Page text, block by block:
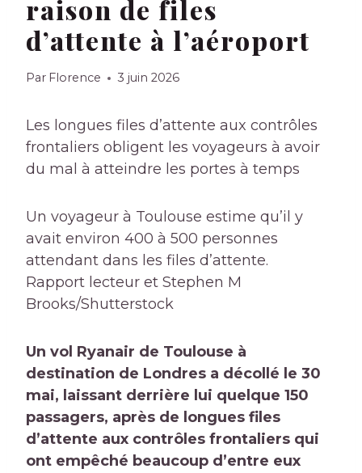
raison de files
d’attente à l’aéroport
Par Florence 3 juin 2026
Les longues files d’attente aux contrôles
frontaliers obligent les voyageurs à avoir
du mal à atteindre les portes à temps
Un voyageur à Toulouse estime qu’il y
avait environ 400 à 500 personnes
attendant dans les files d’attente.
Rapport lecteur et Stephen M
Brooks/Shutterstock
Un vol Ryanair de Toulouse à
destination de Londres a décollé le 30
mai, laissant derrière lui quelque 150
passagers, après de longues files
d’attente aux contrôles frontaliers qui
ont empêché beaucoup d’entre eux